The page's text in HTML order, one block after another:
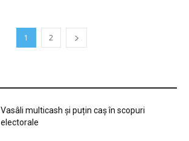
1 2
Vasâli multicash și puțin caș în scopuri
electorale